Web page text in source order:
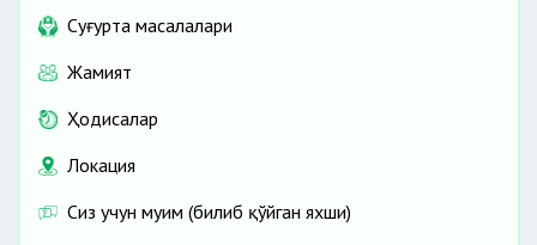
Cуғурта масалалари
Жамият
Ҳодисалар
Локация
Сиз учун муҳим (билиб қўйган яхши)